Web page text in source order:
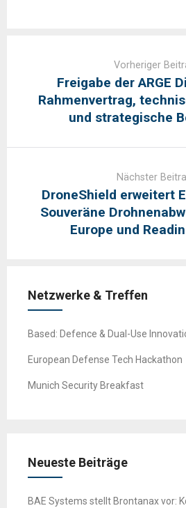
Vorheriger
Freigabe der ARGE
Rahmenvertrag,
und strategische
Nächster
DroneShield erweitert
Souveräne
Europe und
Netzwerke & Treffen
Based: Defence & Dual-Use
European Defense Tech Hackathon
Munich Security Breakfast
Neueste Beiträge
BAE Systems stellt Brontanax vor: